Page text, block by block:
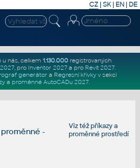
CZ | SK| EN | DE
u nás, celkem 1.130.000registrovaných
, pro Inventor 2027a pro Revit 2027.
generátor a Regresní křivkyv sekci
a proměnné AutoCADu 2027.
Viz téžpříkazya
proměnné prostředí
-